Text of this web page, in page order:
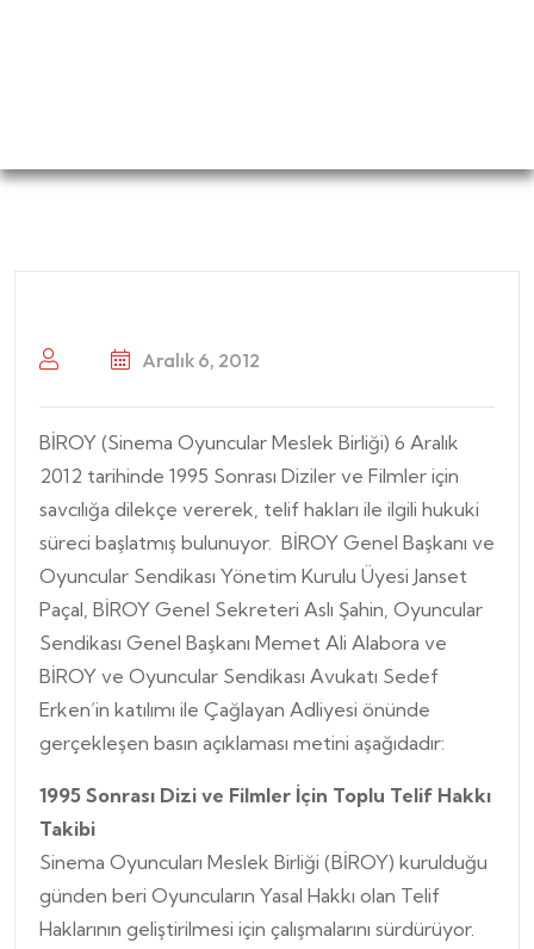
Aralık 6, 2012
BİROY (Sinema Oyuncular Meslek Birliği) 6 Aralık
2012 tarihinde 1995 Sonrası Diziler ve Filmler için
savcılığa dilekçe vererek, telif hakları ile ilgili hukuki
süreci başlatmış bulunuyor. BİROY Genel Başkanı ve
Oyuncular Sendikası Yönetim Kurulu Üyesi Janset
Paçal, BİROY Genel Sekreteri Aslı Şahin, Oyuncular
Sendikası Genel Başkanı Memet Ali Alabora ve
BİROY ve Oyuncular Sendikası Avukatı Sedef
Erken’in katılımı ile Çağlayan Adliyesi önünde
gerçekleşen basın açıklaması metini aşağıdadır:
1995 Sonrası Dizi ve Filmler İçin Toplu Telif Hakkı
Takibi
Sinema Oyuncuları Meslek Birliği (BİROY) kurulduğu
günden beri Oyuncuların Yasal Hakkı olan Telif
Haklarının geliştirilmesi için çalışmalarını sürdürüyor.